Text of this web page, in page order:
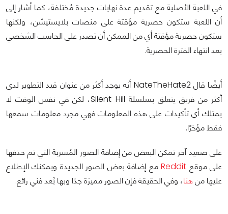
في اللعبة الأصلية مع تقديم عدة نهايات جديدة مُختلفة، كما أشار إلى
أن اللعبة ستكون حصرية مؤقتة على منصات بلايستيشن، ولكنها
ستكون حصرية مؤقتة أي من الممكن أن تصدر على الحاسب الشخصي
بعد انتهاء الفترة الحصرية.
أيضًا قال NateTheHate2 أنه يوجد أكثر من عنوان قيد التطوير لدى
أكثر من فريق يتعلق بسلسلة Silent Hill، لكن في نفس الوقت لا
يمتلك أي تأكيدات على هذه المعلومات فهي مجرد معلومات سمعها
فقط مؤخرًا.
على صعيد آخر تمكن البعض من إضافة الصور المُسربة التي تم حذفها
على موقع Reddit مع إضافة بعض الصور الجديدة ويمكنك الإطلاع
عليها منهنا، وفي الحقيقة فإن الصور مميزة جدًا وبها بُعد فني رائع.